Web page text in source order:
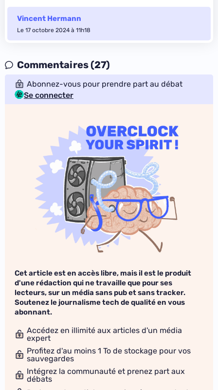
Vincent Hermann
Le 17 octobre 2024 à 11h18
Commentaires (27)
Abonnez-vous pour prendre part au débat
Se connecter
Cet article est en accès libre, mais il est le produit
d'une rédaction qui ne travaille que pour ses
lecteurs, sur un média sans pub et sans tracker.
Soutenez le journalisme tech de qualité en vous
abonnant.
Accédez en illimité aux articles d'un média
expert
Profitez d'au moins 1 To de stockage pour vos
sauvegardes
Intégrez la communauté et prenez part aux
débats